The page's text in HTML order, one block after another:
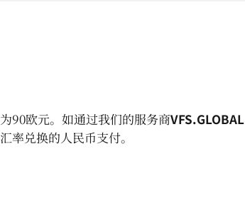
90欧元。如通过我们的服务商VFS.GLOBAL
率兑换的人民币支付。